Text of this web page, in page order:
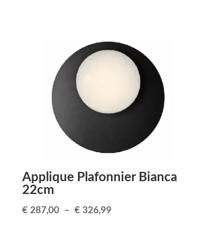
€ 74,99.
Applique Plafonnier Bianca
22cm
€287,00 – €326,99Plage